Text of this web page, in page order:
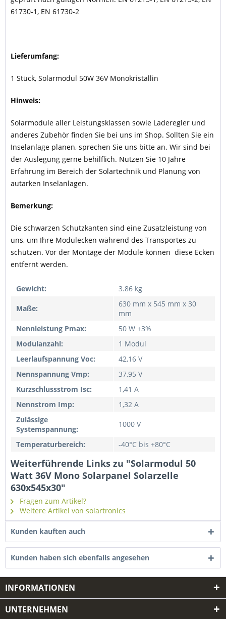
61730-1, EN 61730-2
Lieferumfang:
1 Stück, Solarmodul 50W 36V Monokristallin
Hinweis:
Solarmodule aller Leistungsklassen sowie Laderegler und
anderes Zubehör finden Sie bei uns im Shop. Sollten Sie ein
Inselanlage planen, sprechen Sie uns bitte an. Wir sind bei
der Auslegung gerne behilflich. Nutzen Sie 10 Jahre
Erfahrung im Bereich der Solartechnik und Planung von
autarken Inselanlagen.
Bemerkung:
Die schwarzen Schutzkanten sind eine Zusatzleistung von
uns, um Ihre Modulecken während des Transportes zu
schützen. Vor der Montage der Module können diese Ecken
entfernt werden.
Gewicht: 3.86 kg
Maße:
630 mm x 545 mm x 30
mm
Nennleistung Pmax:
50 W +3%
Modulanzahl:
1 Modul
Leerlaufspannung Voc:
42,16 V
Nennspannung Vmp:
37,95 V
Kurzschlussstrom Isc:
1,41 A
Nennstrom Imp:
1,32 A
Zulässige
Systemspannung:
1000 V
Temperaturbereich: -40°C bis +80°C
Weiterführende Links zu "Solarmodul 50
Watt 36V Mono Solarpanel Solarzelle
630x545x30"
Fragen zum Artikel?
Weitere Artikel von solartronics
Kunden kauften auch
Kunden haben sich ebenfalls angesehen
INFORMATIONEN
UNTERNEHMEN